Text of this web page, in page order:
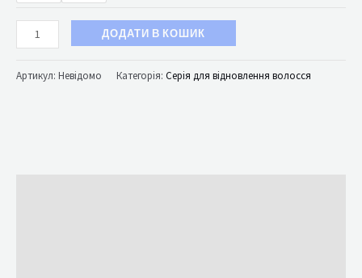
ДОДАТИ В КОШИК
Артикул: Невідомо Категорія: Серія для відновлення волосся